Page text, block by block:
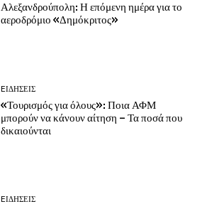
Αλεξανδρούπολη: Η επόμενη ημέρα για το
αεροδρόμιο «Δημόκριτος»
EΙΔΗΣΕΙΣ
«Τουρισμός για όλους»: Ποια ΑΦΜ
μπορούν να κάνουν αίτηση – Τα ποσά που
δικαιούνται
EΙΔΗΣΕΙΣ